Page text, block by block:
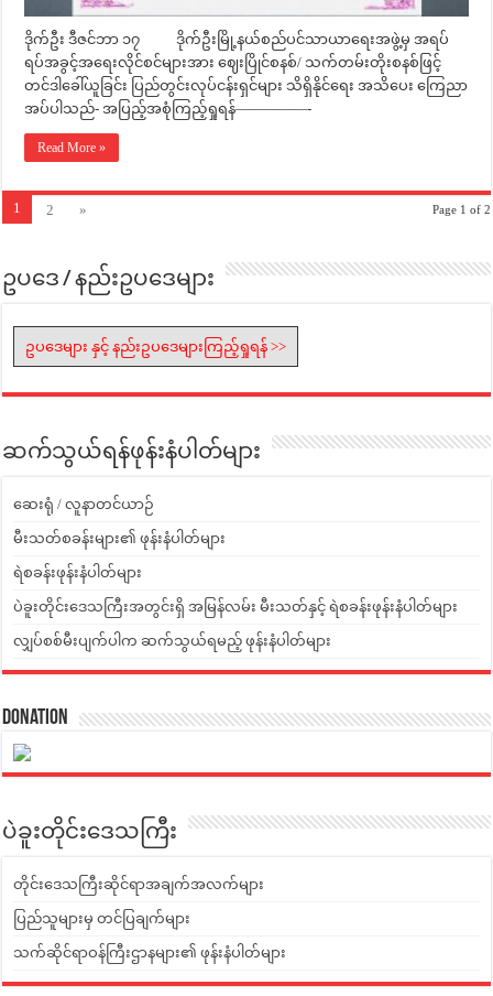
ဒိုက်ဦး ဒီဇင်ဘာ ၁၇ ဒိုက်ဦးမြို့နယ်စည်ပင်သာယာရေးအဖွဲ့မှ အရပ်
ရပ်အခွင့်အရေးလိုင်စင်များအား ဈေးပြိုင်စနစ်/ သက်တမ်းတိုးစနစ်ဖြင့်
တင်ဒါခေါ်ယူခြင်း ပြည်တွင်းလုပ်ငန်းရှင်များ သိရှိနိုင်ရေး အသိပေး ကြေညာ
အပ်ပါသည်- အပြည့်အစုံကြည့်ရှုရန်—————-
Read More »
Page 1 of 2
1 2 »
ဥပဒေ / နည်းဥပဒေများ
ဥပဒေများ နှင့် နည်းဥပဒေများကြည့်ရှုရန် >>
ဆက်သွယ်ရန်ဖုန်းနံပါတ်များ
ဆေးရုံ / လူနာတင်ယာဉ်
မီးသတ်စခန်းများ၏ ဖုန်းနံပါတ်များ
ရဲစခန်းဖုန်းနံပါတ်များ
ပဲခူးတိုင်းဒေသကြီးအတွင်းရှိ အမြန်လမ်း မီးသတ်နှင့် ရဲစခန်းဖုန်းနံပါတ်များ
လျှပ်စစ်မီးပျက်ပါက ဆက်သွယ်ရမည့် ဖုန်းနံပါတ်များ
Donation
ပဲခူးတိုင်းဒေသကြီး
တိုင်းဒေသကြီးဆိုင်ရာအချက်အလက်များ
ပြည်သူများမှ တင်ပြချက်များ
သက်ဆိုင်ရာဝန်ကြီးဌာနများ၏ ဖုန်းနံပါတ်များ